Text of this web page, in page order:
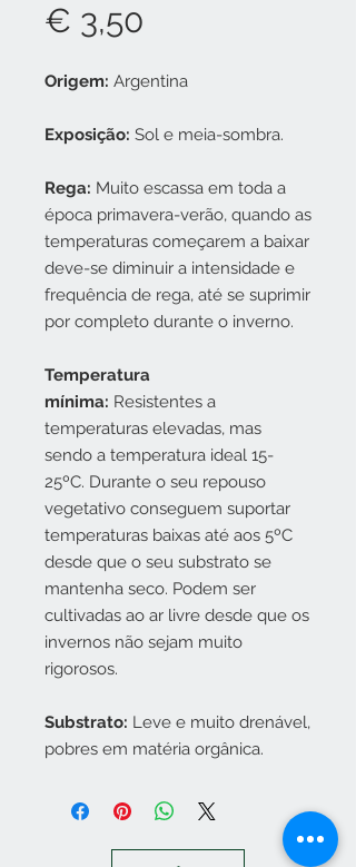
€ 3,50
Origem: Argentina
Exposição: Sol e meia-sombra.
Rega: Muito escassa em toda a
época primavera-verão, quando as
temperaturas começarem a baixar
deve-se diminuir a intensidade e
frequência de rega, até se suprimir
por completo durante o inverno.
Temperatura
mínima: Resistentes a
temperaturas elevadas, mas
sendo a temperatura ideal 15-
25ºC. Durante o seu repouso
vegetativo conseguem suportar
temperaturas baixas até aos 5ºC
desde que o seu substrato se
mantenha seco. Podem ser
cultivadas ao ar livre desde que os
invernos não sejam muito
rigorosos.
Substrato: Leve e muito drenável,
pobres em matéria orgânica.